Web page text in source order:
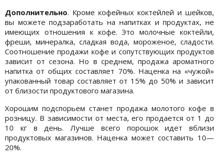
Дополнительно. Кроме кофейных коктейлей и шейков,
вы можете подзаработать на напитках и продуктах, не
имеющих отношения к кофе. Это молочные коктейли,
фреши, минералка, сладкая вода, мороженое, сладости.
Соотношение продажи кофе и сопутствующих продуктов
зависит от сезона. Но в среднем, продажа ароматного
напитка от общих составляет 70%. Наценка на «чужой»
упакованный товар составляет от 15% до 50% и зависит
от близости продуктового магазина.
Хорошим подспорьем станет продажа молотого кофе в
розницу. В зависимости от места, его продается от 1 до
10 кг в день. Лучше всего порошок идет вблизи
продуктовых магазинов. Наценка может составить 10—
20%.